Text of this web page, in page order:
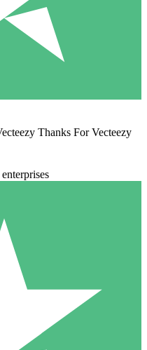
Thanks For Vecteezy
enterprises